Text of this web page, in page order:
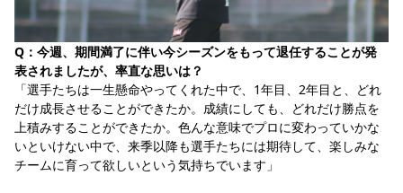
Q：今週、期間満了に伴い今シーズンをもって退任することが発
表されましたが、率直な思いは？
「選手たちは一生懸命やってくれた中で、1年目、2年目と、どれ
だけ成長させることができたか。成績にしても、どれだけ勝点を
上積みすることができたか。色んな意味でプロに変わっていかな
いといけない中で、来季以降も選手たちには期待して、楽しみな
チームに育って欲しいという気持ちでいます」